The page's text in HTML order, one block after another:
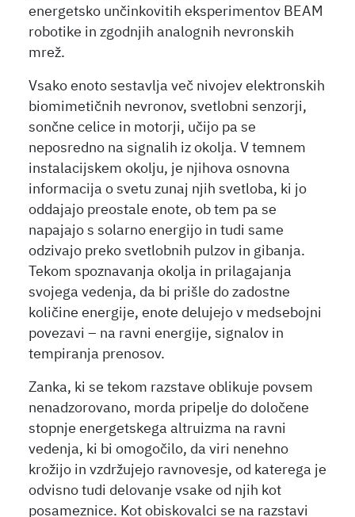
energetsko unčinkovitih eksperimentov BEAM
robotike in zgodnjih analognih nevronskih
mrež.
Vsako enoto sestavlja več nivojev elektronskih
biomimetičnih nevronov, svetlobni senzorji,
sončne celice in motorji, učijo pa se
neposredno na signalih iz okolja. V temnem
instalacijskem okolju, je njihova osnovna
informacija o svetu zunaj njih svetloba, ki jo
oddajajo preostale enote, ob tem pa se
napajajo s solarno energijo in tudi same
odzivajo preko svetlobnih pulzov in gibanja.
Tekom spoznavanja okolja in prilagajanja
svojega vedenja, da bi prišle do zadostne
količine energije, enote delujejo v medsebojni
povezavi – na ravni energije, signalov in
tempiranja prenosov.
Zanka, ki se tekom razstave oblikuje povsem
nenadzorovano, morda pripelje do določene
stopnje energetskega altruizma na ravni
vedenja, ki bi omogočilo, da viri nenehno
krožijo in vzdržujejo ravnovesje, od katerega je
odvisno tudi delovanje vsake od njih kot
posameznice. Kot obiskovalci se na razstavi